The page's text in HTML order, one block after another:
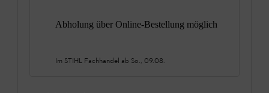
Abholung über Online-Bestellung möglich
Im STIHL Fachhandel ab So., 09.08.